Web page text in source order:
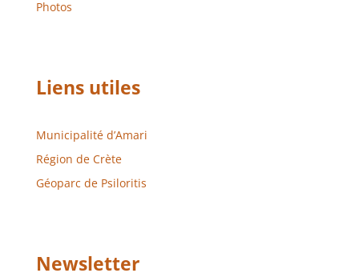
Photos
Liens utiles
Municipalité d’Amari
Région de Crète
Géoparc de Psiloritis
Newsletter